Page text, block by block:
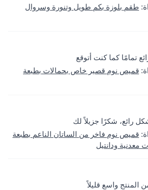
: طقم بلوزة بكم طويل وتنورة وسروال
تمامًا كما كنت أتوقع
: قميص نوم قصير خاص بحمالات بطبعة
رائع، شكرًا جزيلاً لك
: قميص نوم فاخر من الساتان الناعم بطبعة
معدنية ودانتيل
المنتج واسع قليلاً